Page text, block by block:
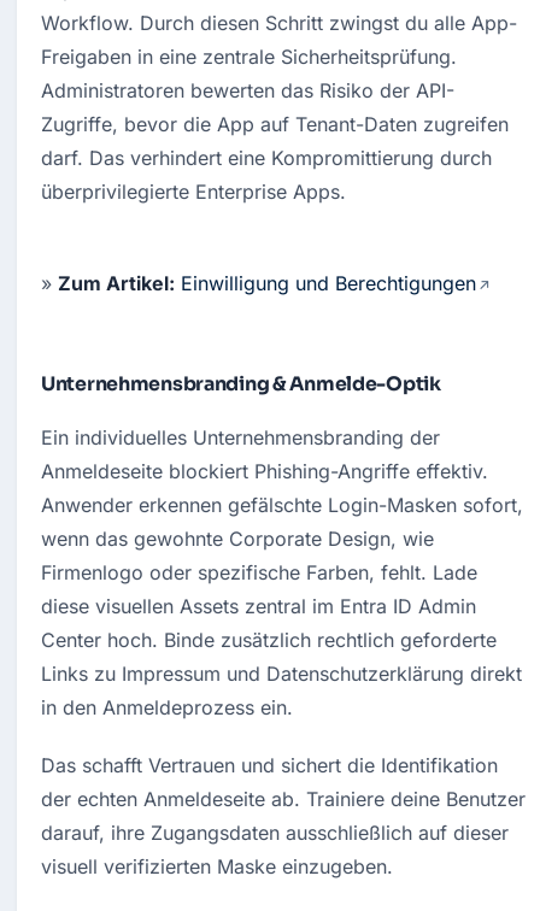
Workflow. Durch diesen Schritt zwingst du alle App-
Freigaben in eine zentrale Sicherheitsprüfung.
Administratoren bewerten das Risiko der API-
Zugriffe, bevor die App auf Tenant-Daten zugreifen
darf. Das verhindert eine Kompromittierung durch
überprivilegierte Enterprise Apps.
» Zum Artikel: Einwilligung und Berechtigungen
Unternehmensbranding & Anmelde-Optik
Ein individuelles Unternehmensbranding der
Anmeldeseite blockiert Phishing-Angriffe effektiv.
Anwender erkennen gefälschte Login-Masken sofort,
wenn das gewohnte Corporate Design, wie
Firmenlogo oder spezifische Farben, fehlt. Lade
diese visuellen Assets zentral im Entra ID Admin
Center hoch. Binde zusätzlich rechtlich geforderte
Links zu Impressum und Datenschutzerklärung direkt
in den Anmeldeprozess ein.
Das schafft Vertrauen und sichert die Identifikation
der echten Anmeldeseite ab. Trainiere deine Benutzer
darauf, ihre Zugangsdaten ausschließlich auf dieser
visuell verifizierten Maske einzugeben.